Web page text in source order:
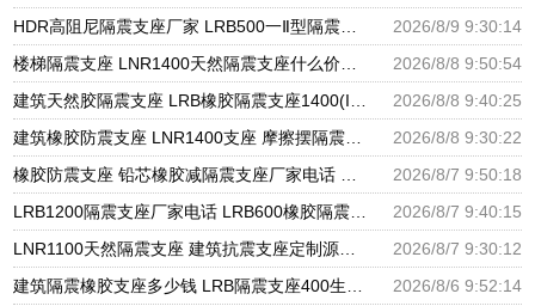
2026/8/9 9:30:14
2026/8/8 9:50:54
2026/8/8 9:40:25
2026/8/8 9:30:22
2026/8/7 9:50:18
2026/8/7 9:40:15
2026/8/7 9:30:12
2026/8/6 9:52:14